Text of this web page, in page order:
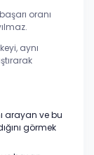
oranı
aynı
arayan ve bu
görmek